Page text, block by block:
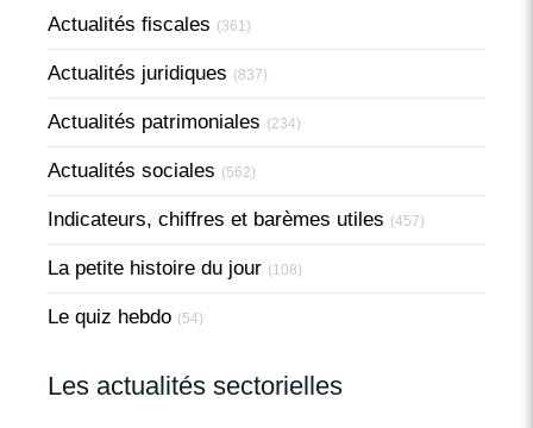
Actualités fiscales (361)
Actualités juridiques (837)
Actualités patrimoniales (234)
Actualités sociales (562)
Indicateurs, chiffres et barèmes utiles (457)
La petite histoire du jour (108)
Le quiz hebdo (54)
Les actualités sectorielles